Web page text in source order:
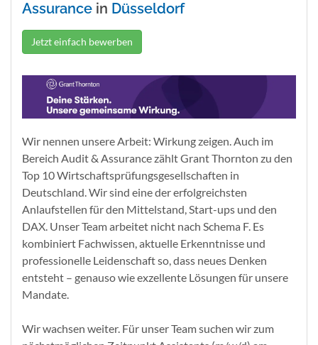
Assurance in Düsseldorf
Jetzt einfach bewerben
Wir nennen unsere Arbeit: Wirkung zeigen. Auch im
Bereich Audit & Assurance zählt Grant Thornton zu den
Top 10 Wirtschaftsprüfungsgesellschaften in
Deutschland. Wir sind eine der erfolgreichsten
Anlaufstellen für den Mittelstand, Start-ups und den
DAX. Unser Team arbeitet nicht nach Schema F. Es
kombiniert Fachwissen, aktuelle Erkenntnisse und
professionelle Leidenschaft so, dass neues Denken
entsteht – genauso wie exzellente Lösungen für unsere
Mandate.
Wir wachsen weiter. Für unser Team suchen wir zum